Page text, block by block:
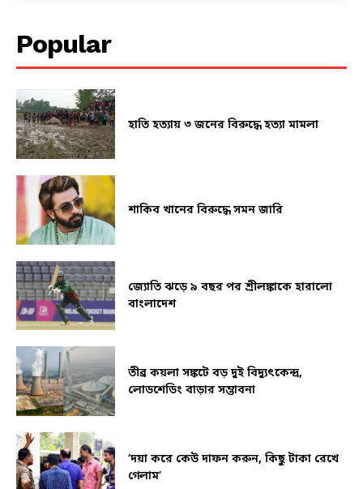
Popular
হাতি হত্যায় ৩ জনের বিরুদ্ধে হত্যা মামলা
শাকিব খানের বিরুদ্ধে সমন জারি
জ্যোতি ঝড়ে ৯ বছর পর শ্রীলঙ্কাকে হারালো
বাংলাদেশ
তীব্র কয়লা সঙ্কটে বড় দুই বিদ্যুৎকেন্দ্র,
লোডশেডিং বাড়ার সম্ভাবনা
‘দয়া করে কেউ দাফন করুন, কিছু টাকা রেখে
গেলাম’